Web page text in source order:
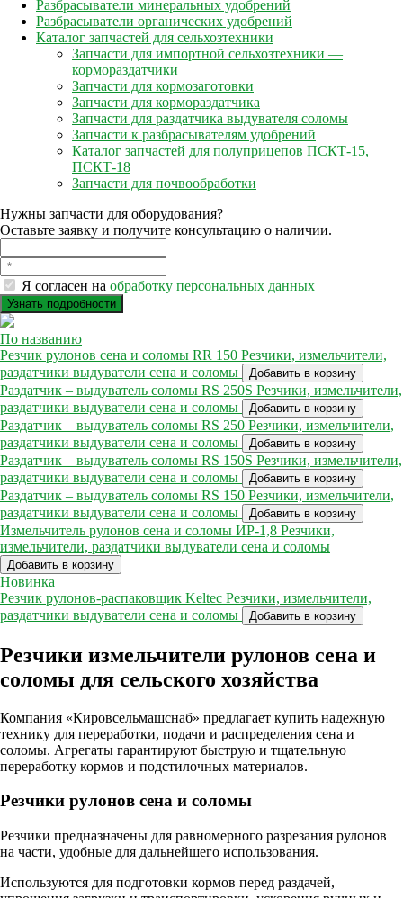
Разбрасыватели минеральных удобрений
Разбрасыватели органических удобрений
Каталог запчастей для сельхозтехники
Запчасти для импортной сельхозтехники —
кормораздатчики
Запчасти для кормозаготовки
Запчасти для кормораздатчика
Запчасти для раздатчика выдувателя соломы
Запчасти к разбрасывателям удобрений
Каталог запчастей для полуприцепов ПСКТ-15,
ПСКТ-18
Запчасти для почвообработки
Нужны запчасти для оборудования?
Оставьте заявку и получите консультацию о наличии.
Я согласен на обработку персональных данных
По названию
Резчик рулонов сена и соломы RR 150 Резчики, измельчители,
раздатчики выдуватели сена и соломы
Добавить в корзину
Раздатчик – выдуватель соломы RS 250S Резчики, измельчители,
раздатчики выдуватели сена и соломы
Добавить в корзину
Раздатчик – выдуватель соломы RS 250 Резчики, измельчители,
раздатчики выдуватели сена и соломы
Добавить в корзину
Раздатчик – выдуватель соломы RS 150S Резчики, измельчители,
раздатчики выдуватели сена и соломы
Добавить в корзину
Раздатчик – выдуватель соломы RS 150 Резчики, измельчители,
раздатчики выдуватели сена и соломы
Добавить в корзину
Измельчитель рулонов сена и соломы ИР-1,8 Резчики,
измельчители, раздатчики выдуватели сена и соломы
Добавить в корзину
Новинка
Резчик рулонов-распаковщик Keltec Резчики, измельчители,
раздатчики выдуватели сена и соломы
Добавить в корзину
Резчики измельчители рулонов сена и
соломы для сельского хозяйства
Компания «Кировсельмашснаб» предлагает купить надежную
технику для переработки, подачи и распределения сена и
соломы. Агрегаты гарантируют быструю и тщательную
переработку кормов и подстилочных материалов.
Резчики рулонов сена и соломы
Резчики предназначены для равномерного разрезания рулонов
на части, удобные для дальнейшего использования.
Используются для подготовки кормов перед раздачей,